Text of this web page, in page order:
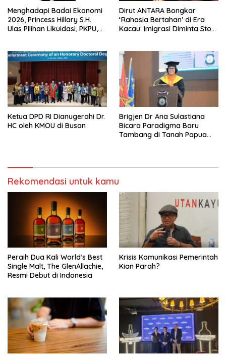
Menghadapi Badai Ekonomi
2026, Princess Hillary S.H.
Ulas Pilihan Likuidasi, PKPU,
Dirut ANTARA Bongkar
‘Rahasia Bertahan’ di Era
Kacau: Imigrasi Diminta Stop
Ketua DPD RI Dianugerahi Dr.
HC oleh KMOU di Busan
Brigjen Dr Ana Sulastiana
Bicara Paradigma Baru
Tambang di Tanah Papua
Rekomendasi untuk kamu
Peraih Dua Kali World’s Best
Single Malt, The GlenAllachie,
Resmi Debut di Indonesia
Krisis Komunikasi Pemerintah
Kian Parah?